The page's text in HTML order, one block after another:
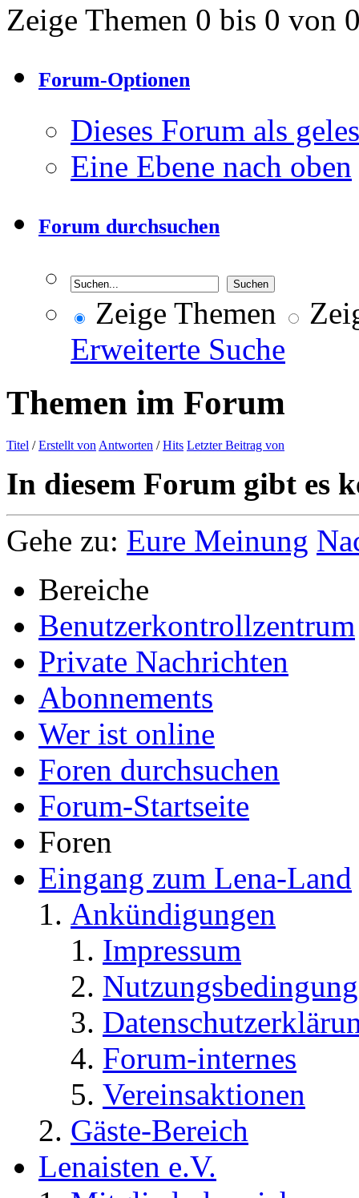
Zeige Themen 0 bis 0 von
Forum-Optionen
Dieses Forum als
Eine Ebene nach oben
Forum durchsuchen
Zeige Themen
Erweiterte Suche
Themen im Forum
Titel /Erstellt von Antworten /Hits Letzter Beitrag von
In diesem Forum gibt es
Gehe zu: Eure Meinung
Bereiche
Benutzerkontrollzentrum
Private Nachrichten
Abonnements
Wer ist online
Foren durchsuchen
Forum-Startseite
Foren
Eingang zum Lena-Land
Ankündigungen
Impressum
Forum-internes
Vereinsaktionen
Gäste-Bereich
Lenaisten e.V.